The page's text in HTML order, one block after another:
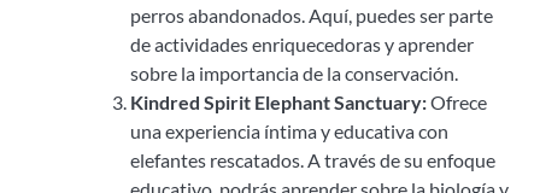
perros abandonados. Aquí, puedes ser parte
de actividades enriquecedoras y aprender
sobre la importancia de la conservación.
Kindred Spirit Elephant Sanctuary:Ofrece
una experiencia íntima y educativa con
elefantes rescatados. A través de su enfoque